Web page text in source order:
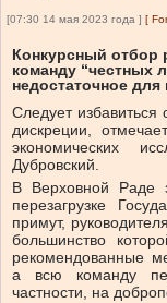
[07:30 14 мая 2023 года ] [
Конкурсный отбор
команду “честных
недостаточное для
Следует избавиться
дискреции,
экономических
Дубровский.
В Верховной Раде
перезагрузке
примут,
большинство
рекомендованные
а всю команду
частности, на